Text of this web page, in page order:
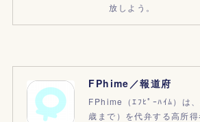
放しよう。
FPhime／報道府
FPhime（ｴﾌﾋﾟｰﾊｲﾑ）は
歳まで）を代弁する高所